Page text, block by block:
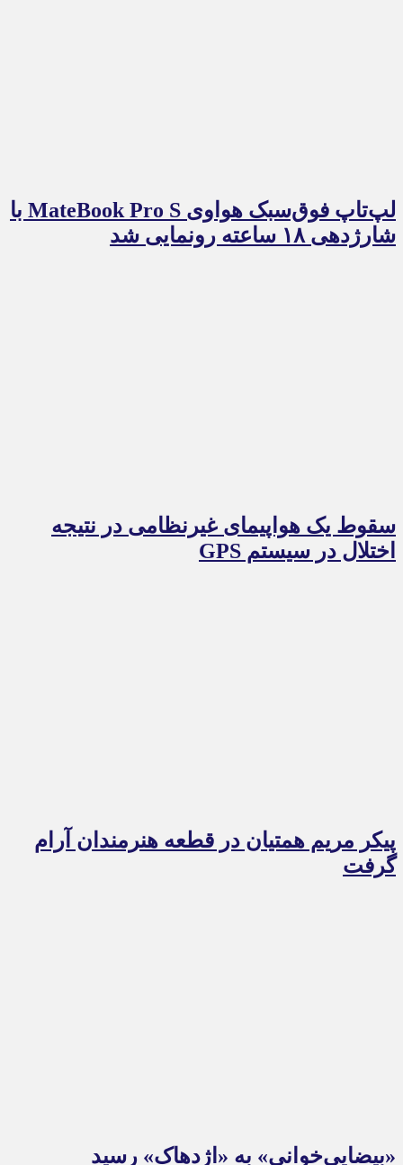
لپ‌تاپ فوق‌سبک هواوی MateBook Pro S با
شارژدهی ۱۸ ساعته رونمایی شد
سقوط یک هواپیمای غیرنظامی در نتیجه
اختلال در سیستم‌ GPS
پیکر مریم همتیان در قطعه هنرمندان آرام
گرفت
«بیضایی‌خوانی» به «اژدهاک» رسید